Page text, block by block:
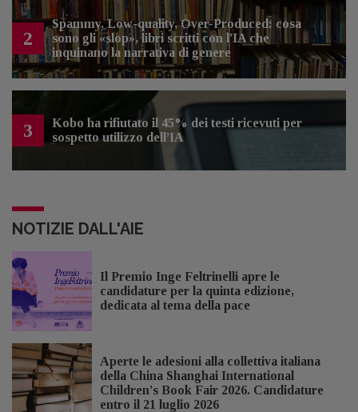
2
Spammy, Low-quality, Over-Produced: cosa
sono gli «slop», libri scritti con l'IA che
inquinano la narrativa di genere
3
Kobo ha rifiutato il 45% dei testi ricevuti per
sospetto utilizzo dell’IA
NOTIZIE DALL'AIE
Il Premio Inge Feltrinelli apre le
candidature per la quinta edizione,
dedicata al tema della pace
Aperte le adesioni alla collettiva italiana
della China Shanghai International
Children's Book Fair 2026. Candidature
entro il 21 luglio 2026